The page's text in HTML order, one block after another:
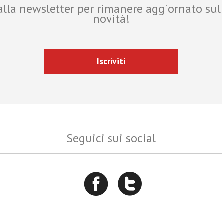
newsletter per rimanere aggiornato
novità!
Iscriviti
Seguici sui social